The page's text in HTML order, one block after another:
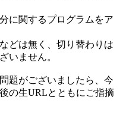
に関するプログラムをア
どは無く、切り替わりは
いません。
題がございましたら、今
の生URLとともにご指摘